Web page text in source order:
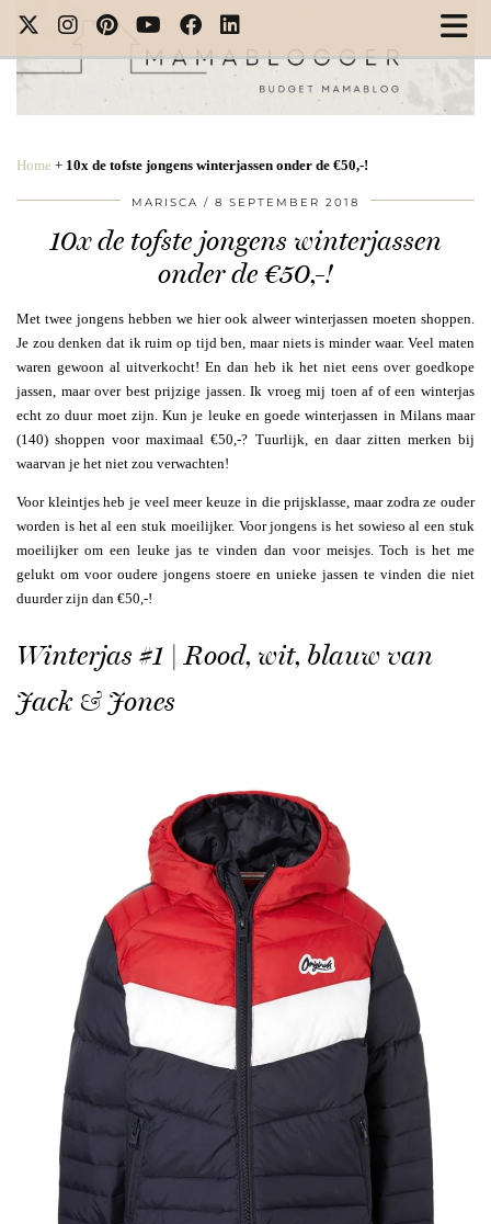
Home + 10x de tofste jongens winterjassen onder de €50,-!
MARISCA 8 SEPTEMBER 2018
10x de tofste jongens winterjassen
onder de €50,-!
Met twee jongens hebben we hier ook alweer winterjassen moeten shoppen.
Je zou denken dat ik ruim op tijd ben, maar niets is minder waar. Veel maten
waren gewoon al uitverkocht! En dan heb ik het niet eens over goedkope
jassen, maar over best prijzige jassen. Ik vroeg mij toen af of een winterjas
echt zo duur moet zijn. Kun je leuke en goede winterjassen in Milans maar
(140) shoppen voor maximaal €50,-? Tuurlijk, en daar zitten merken bij
waarvan je het niet zou verwachten!
Voor kleintjes heb je veel meer keuze in die prijsklasse, maar zodra ze ouder
worden is het al een stuk moeilijker. Voor jongens is het sowieso al een stuk
moeilijker om een leuke jas te vinden dan voor meisjes. Toch is het me
gelukt om voor oudere jongens stoere en unieke jassen te vinden die niet
duurder zijn dan €50,-!
Winterjas #1 | Rood, wit, blauw van
Jack & Jones